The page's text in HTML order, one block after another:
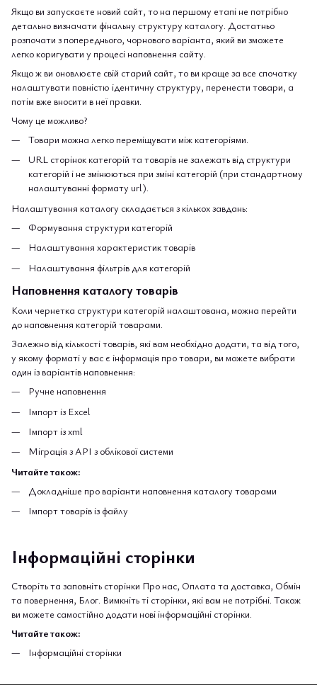
Якщо ви запускаєте новий сайт, то на першому етапі не потрібно
детально визначати фінальну структуру каталогу. Достатньо
розпочати з попереднього, чорнового варіанта, який ви зможете
легко коригувати у процесі наповнення сайту.
Якщо ж ви оновлюєте свій старий сайт, то ви краще за все спочатку
налаштувати повністю ідентичну структуру, перенести товари, а
потім вже вносити в неї правки.
Чому це можливо?
Товари можна легко переміщувати між категоріями.
URL сторінок категорій та товарів не залежать від структури
категорій і не змінюються при зміні категорій (при стандартному
налаштуванні формату url).
Налаштування каталогу складається з кількох завдань:
Формування структури категорій
Налаштування характеристик товарів
Налаштування фільтрів для категорій
Наповнення каталогу товарів
Коли чернетка структури категорій налаштована, можна перейти
до наповнення категорій товарами.
Залежно від кількості товарів, які вам необхідно додати, та від того,
у якому форматі у вас є інформація про товари, ви можете вибрати
один із варіантів наповнення:
Ручне наповнення
Імпорт із Excel
Імпорт із xml
Міграція з API з облікової системи
Читайте також:
Докладніше про варіанти наповнення каталогу товарами
Імпорт товарів із файлу
Інформаційні сторінки
Створіть та заповніть сторінки Про нас, Оплата та доставка, Обмін
та повернення, Блог. Вимкніть ті сторінки, які вам не потрібні. Також
ви можете самостійно додати нові інформаційні сторінки.
Читайте також:
Інформаційні сторінки